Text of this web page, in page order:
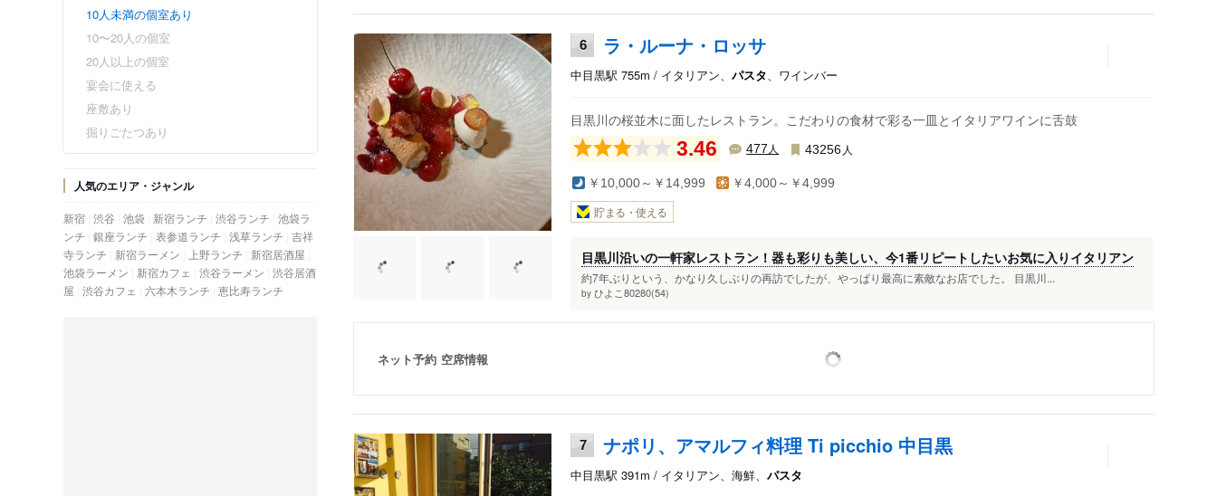
10人未満の個室あり
10〜20人の個室
20人以上の個室
宴会に使える
座敷あり
掘りごたつあり
人気のエリア・ジャンル
新宿 渋谷 池袋 新宿ランチ 渋谷ランチ 池袋ラ
ンチ 銀座ランチ 表参道ランチ 浅草ランチ 吉祥
寺ランチ
新宿ラーメン 上野ランチ
新宿居酒屋
池袋ラーメン
新宿カフェ 渋谷ラーメン 渋谷居酒
屋 渋谷カフェ 六本木ランチ 恵比寿ランチ
6 ラ・ルーナ・ロッサ
中目黒駅 755m / イタリアン、 パスタ、ワインバー
目黒川の桜並木に面したレストラン。こだわりの食材で彩る一皿とイタリアワインに舌鼓
3.46 477 人 43256 人
￥10,000～￥14,999 ￥4,000～￥4,999
貯まる・使える
目黒川沿いの一軒家レストラン！器も彩りも美しい、今1番リピートしたいお気に入りイタリアン
約7年ぶりという、かなり久しぶりの再訪でしたが、やっぱり最高に素敵なお店でした。 目黒川...
by ひよこ80280(54)
ネット予約 空席情報
7 ナポリ、アマルフィ料理 Ti picchio 中目黒
中目黒駅 391m / イタリアン、海鮮、 パスタ